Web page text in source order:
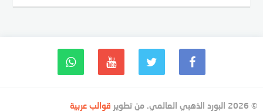
© 2026 البورد الذهبي العالمي. من تطوير قوالب عربية